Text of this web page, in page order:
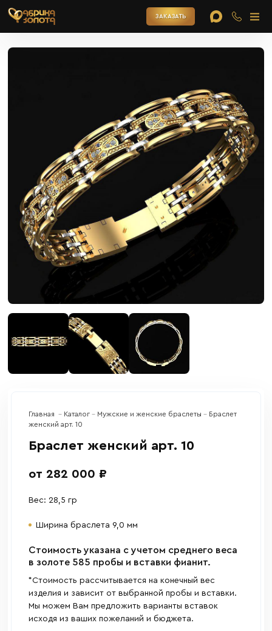
ЗАКАЗАТЬ
Главная Каталог Мужские и женские браслеты
Браслет
женский арт. 10
Браслет женский арт. 10
от 282 000 ₽
Вес: 28,5 гр
Ширина браслета 9,0 мм
Cтоимость указана с учетом среднего веса
в золоте 585 пробы и вставки фианит.
*Стоимость рассчитывается на конечный вес
изделия и зависит от выбранной пробы и вставки.
Мы можем Вам предложить варианты вставок
исходя из ваших пожеланий и бюджета.